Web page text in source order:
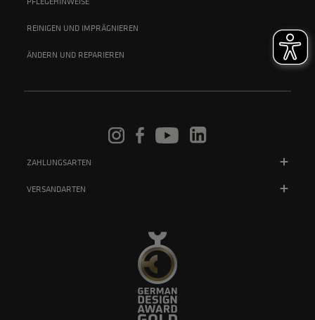
REINIGEN UND IMPRÄGNIEREN
ÄNDERN UND REPARIEREN
ZAHLUNGSARTEN
VERSANDARTEN